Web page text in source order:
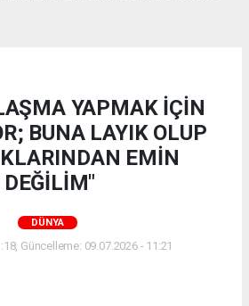
YAPMAK İÇİN
BUNA LAYIK OLUP
EMİN
DEĞİLİM"
DÜNYA
Güncelleme: 09.07.2026 - 11:21